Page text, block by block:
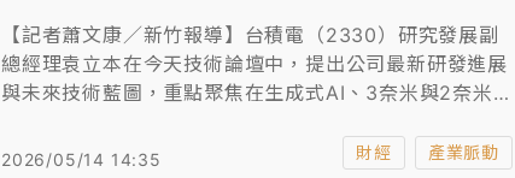
【記者蕭文康／新竹報導】台積電（2330）研究發展副
總經理袁立本在今天技術論壇中，提出公司最新研發進展
與未來技術藍圖，重點聚焦在生成式AI、3奈米與2奈米製
最受業界關注的先進封裝CoWoS和對手競爭議題上，他
2026/05/14 14:35 財經 產業脈動